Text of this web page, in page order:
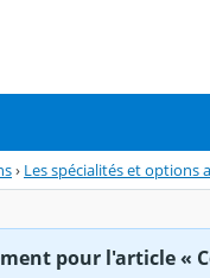
› Les spécialités et options
pour l'article «